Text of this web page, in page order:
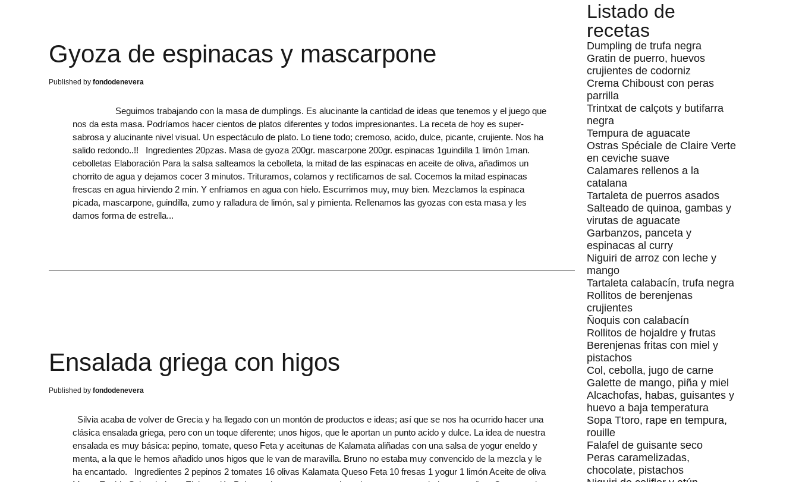
Gyoza de espinacas y mascarpone
fondodenevera
Seguimos trabajando con la masa de dumplings. Es alucinante la cantidad de ideas que tenemos y el juego que
nos da esta masa. Podríamos hacer cientos de platos diferentes y todos impresionantes. La receta de hoy es super-
sabrosa y alucinante nivel visual. Un espectáculo de plato. Lo tiene todo; cremoso, acido, dulce, picante, crujiente. Nos ha
salido redondo..!! Ingredientes 20pzas. Masa de gyoza 200gr. mascarpone 200gr. espinacas 1guindilla 1 limón 1man.
cebolletas Elaboración Para la salsa salteamos la cebolleta, la mitad de las espinacas en aceite de oliva, añadimos un
chorrito de agua y dejamos cocer 3 minutos. Trituramos, colamos y rectificamos de sal. Cocemos la mitad espinacas
frescas en agua hirviendo 2 min. Y enfriamos en agua con hielo. Escurrimos muy, muy bien. Mezclamos la espinaca
picada, mascarpone, guindilla, zumo y ralladura de limón, sal y pimienta. Rellenamos las gyozas con esta masa y les
damos forma de estrella
Ensalada griega con higos
fondodenevera
Silvia acaba de volver de Grecia y ha llegado con un montón de productos e ideas; así que se nos ha ocurrido hacer una
clásica ensalada griega, pero con un toque diferente; unos higos, que le aportan un punto acido y dulce. La idea de nuestra
ensalada es muy básica: pepino, tomate, queso Feta y aceitunas de Kalamata aliñadas con una salsa de yogur eneldo y
menta, a la que le hemos añadido unos higos que le van de maravilla. Bruno no estaba muy convencido de la mezcla y le
ha encantado. Ingredientes 2 pepinos 2 tomates 16 olivas Kalamata Queso Feta 10 fresas 1 yogur 1 limón Aceite de oliva
Listado de
recetas
Dumpling de trufa negra
Gratin de puerro, huevos
crujientes de codorniz
Crema Chiboust con peras
parrilla
Trintxat de calçots y butifarra
negra
Tempura de aguacate
Ostras Spéciale de Claire Verte
en ceviche suave
Calamares rellenos a la
catalana
Tartaleta de puerros asados
Salteado de quinoa, gambas y
virutas de aguacate
Garbanzos, panceta y
espinacas al curry
Niguiri de arroz con leche y
mango
Tartaleta calabacín, trufa negra
Rollitos de berenjenas
crujientes
Ñoquis con calabacín
Rollitos de hojaldre y frutas
Berenjenas fritas con miel y
pistachos
Col, cebolla, jugo de carne
Galette de mango, piña y miel
Alcachofas, habas, guisantes y
huevo a baja temperatura
Sopa Ttoro, rape en tempura,
rouille
Falafel de guisante seco
Peras caramelizadas,
chocolate, pistachos